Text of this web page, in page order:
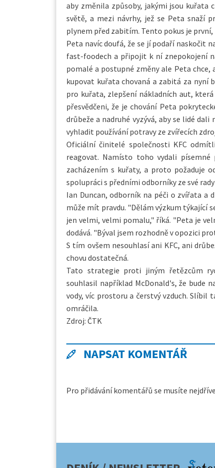
aby změnila způsoby, jakými jsou kuřata
světě, a mezi návrhy, jež se Peta snaží
plynem před zabitím. Tento pokus je
Peta navíc doufá, že se jí podaří naskočit
fast-foodech a připojit k ní znepokojení
pomalé a postupné změny ale Peta
kupovat kuřata chovaná a zabitá za nyní
pro kuřata, zlepšení nákladních aut,
přesvědčeni, že je chování Peta
drůbeže a nadruhé vyzývá, aby se lidé
vyhladit používání potravy ze zvířecích
Oficiální činitelé společnosti KFC
reagovat. Namísto toho vydali písemné
zacházením s kuřaty, a proto požaduje
spolupráci s předními odborníky ze své
Ian Duncan, odborník na péči o zvířata a
může mít pravdu. "Dělám výzkum týkající
jen velmi, velmi pomalu," říká. "Peta je
dodává. "Býval jsem rozhodně v opozici
S tím ovšem nesouhlasí ani KFC, ani
chovu dostatečná.
Tato strategie proti jiným řetězcům
souhlasil například McDonald's, že bude
vody, víc prostoru a čerstvý vzduch.
omráčila.
Zdroj: ČTK
NAPSAT KOMENTÁŘ
Pro přidávání komentářů se musíte nejdříve